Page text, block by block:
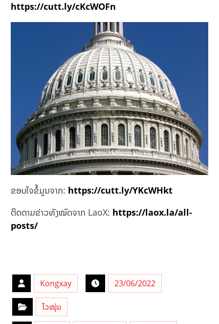
https://cutt.ly/cKcWOFn
ຂອບໃຈຂໍ້ມູນຈາກ: https://cutt.ly/YKcWHkt
ຕິດຕາມຂ່າວທັງໝົດຈາກ LaoX: https://laox.la/all-
posts/
Kongxay 23/06/2022
ໄວໜຸ່ມ